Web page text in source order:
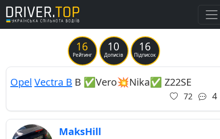
16
Рейтинг
10
Дописів
16
Підписок
Opel Vectra B B ✅Vero💥Nika✅ Z22SE
72 4
MaksHill